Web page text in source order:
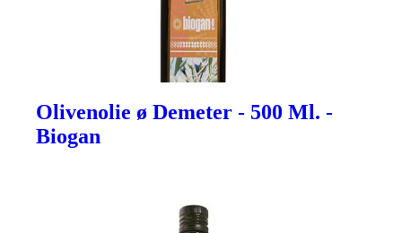
Olivenolie ø Demeter - 500 Ml. -
Biogan